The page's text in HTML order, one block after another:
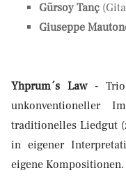
Gürsoy Tanç
Giuseppe
Yhprum´s Law- Trio:
unkonventioneller
traditionelles Liedgut
in eigener
eigene Kompositionen.